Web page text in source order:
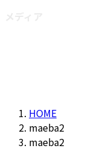
HOME
maeba2
maeba2